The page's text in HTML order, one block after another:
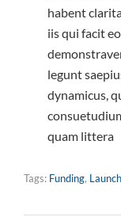
habent
iis qui facit
legunt
dynamicus,
quam littera
Tags: Funding, Launch